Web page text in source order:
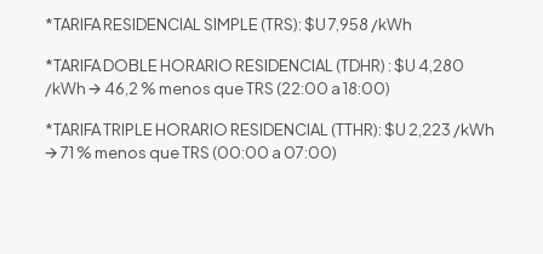
*TARIFA RESIDENCIAL SIMPLE (TRS): $U 7,958 /kWh
*TARIFA DOBLE HORARIO RESIDENCIAL (TDHR) : $U 4,280
/kWh 🡪 46,2 % menos que TRS (22:00 a 18:00)
*TARIFA TRIPLE HORARIO RESIDENCIAL (TTHR): $U 2,223 /kWh
🡪 71 % menos que TRS (00:00 a 07:00)